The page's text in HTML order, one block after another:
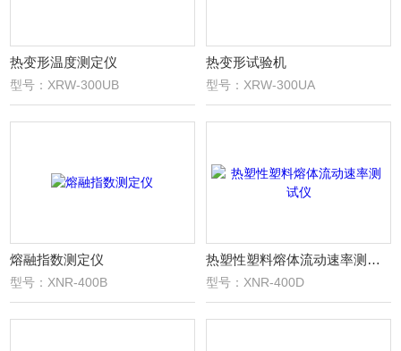
热变形温度测定仪
型号：XRW-300UB
热变形试验机
型号：XRW-300UA
熔融指数测定仪
型号：XNR-400B
热塑性塑料熔体流动速率测试仪
型号：XNR-400D